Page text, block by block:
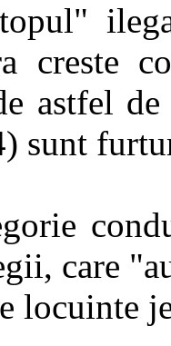
creste
astfel
sunt
care
locuinte